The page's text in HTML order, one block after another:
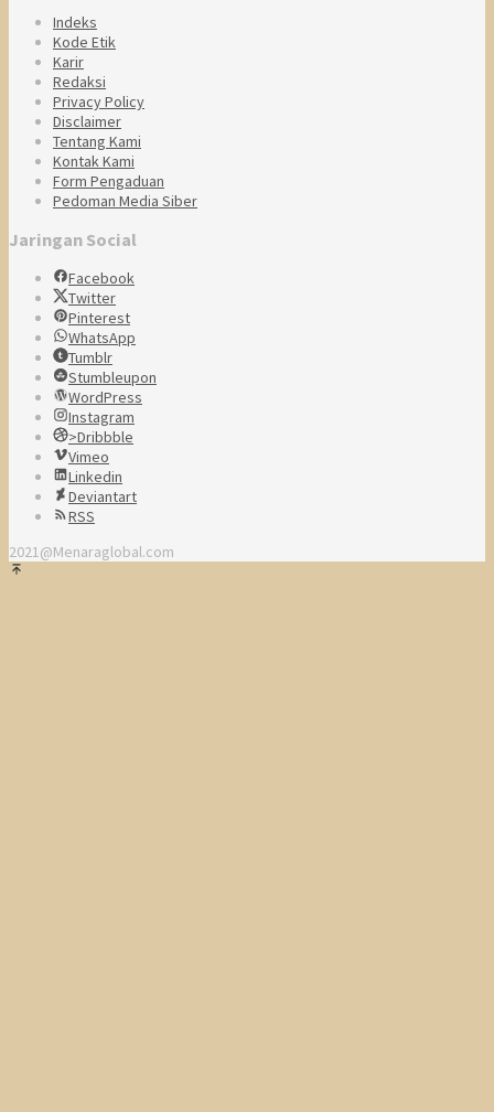
Indeks
Kode Etik
Karir
Redaksi
Privacy Policy
Disclaimer
Tentang Kami
Kontak Kami
Form Pengaduan
Pedoman Media Siber
Jaringan Social
Facebook
Twitter
Pinterest
WhatsApp
Tumblr
Stumbleupon
WordPress
Instagram
>Dribbble
Vimeo
Linkedin
Deviantart
RSS
2021@Menaraglobal.com